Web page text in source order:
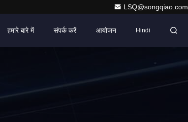
LSQ@songqiao.com
हमारे बारे में संपर्क करें आयोजन Hindi